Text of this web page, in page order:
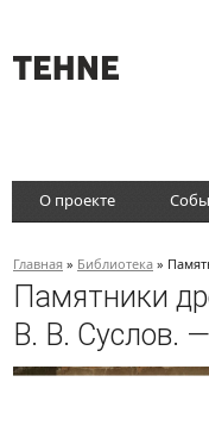
О проекте
Главная » Библиотека »
Памятники
В. В. Суслов.